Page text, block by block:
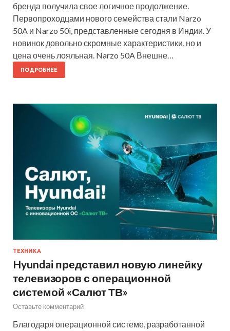
бренда получила свое логичное продолжение.
Первопроходцами нового семейства стали Narzo
50A и Narzo 50i, представленные сегодня в Индии. У
новинок довольно скромные характеристики, но и
цена очень лояльная. Narzo 50A Внешне…
ПОДРОБНЕЕ
ТЕХНИКА
Hyundai представил новую линейку
телевизоров с операционной
системой «Салют ТВ»
Оставьте комментарий
Благодаря операционной системе, разработанной